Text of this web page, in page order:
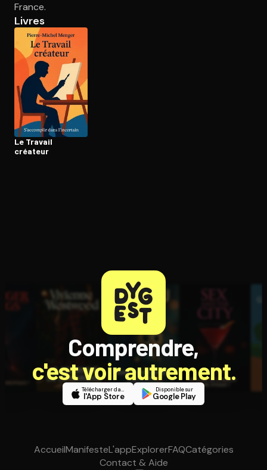
France.
Livres
Le Travail
créateur
Comprendre,
c'est voir autrement.
Télécharger dans
l'App Store
Disponible sur
Google Play
AccueilManifesteL'appExplorerFAQCatégories
Contact & Aide